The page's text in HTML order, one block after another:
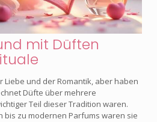
mit Düften
Liebe und der Romantik, aber haben
Düfte über mehrere
Teil dieser Tradition waren.
bis zu modernen Parfums waren sie